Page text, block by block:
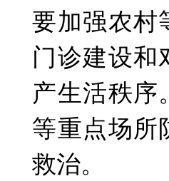
要加强农村
门诊建设和
产生活秩序
等重点场所
救治。